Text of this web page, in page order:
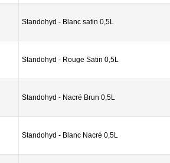
Standohyd - Blanc satin 0,5L
Standohyd - Rouge Satin 0,5L
Standohyd - Nacré Brun 0,5L
Standohyd - Blanc Nacré 0,5L